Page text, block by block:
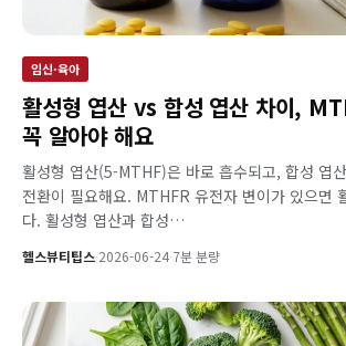
임신·육아
활성형 엽산 vs 합성 엽산 차이,
꼭 알아야 해요
활성형 엽산(5-MTHF)은 바로 흡수되고, 합성 엽
전환이 필요해요. MTHFR 유전자 변이가 있으면
다. 활성형 엽산과 합성…
헬스뷰티팁스·2026-06-24·7분 분량